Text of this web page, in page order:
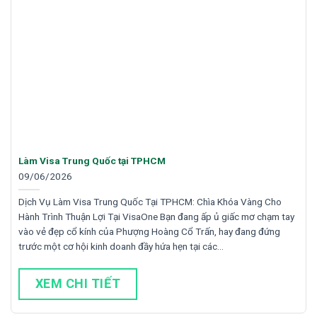
Làm Visa Trung Quốc tại TPHCM
09/06/2026
Dịch Vụ Làm Visa Trung Quốc Tại TPHCM: Chìa Khóa Vàng Cho
Hành Trình Thuận Lợi Tại VisaOne Bạn đang ấp ủ giấc mơ chạm tay
vào vẻ đẹp cổ kính của Phượng Hoàng Cổ Trấn, hay đang đứng
trước một cơ hội kinh doanh đầy hứa hẹn tại các…
XEM CHI TIẾT